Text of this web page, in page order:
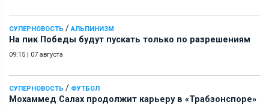
СУПЕРНОВОСТЬ / АЛЬПИНИЗМ
На пик Победы будут пускать только по разрешениям
09:15 | 07 августа
СУПЕРНОВОСТЬ / ФУТБОЛ
Мохаммед Салах продолжит карьеру в «Трабзонспоре»